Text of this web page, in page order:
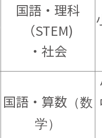
国語・理科
（STEM)
・社会
国語・算数 （数
学）